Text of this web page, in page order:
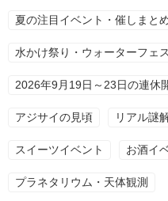
夏の注目イベント・催しまと
水かけ祭り・ウォーターフェス
2026年9月19日～23日の連休
アジサイの見頃 リアル謎
スイーツイベント お酒イ
プラネタリウム・天体観測